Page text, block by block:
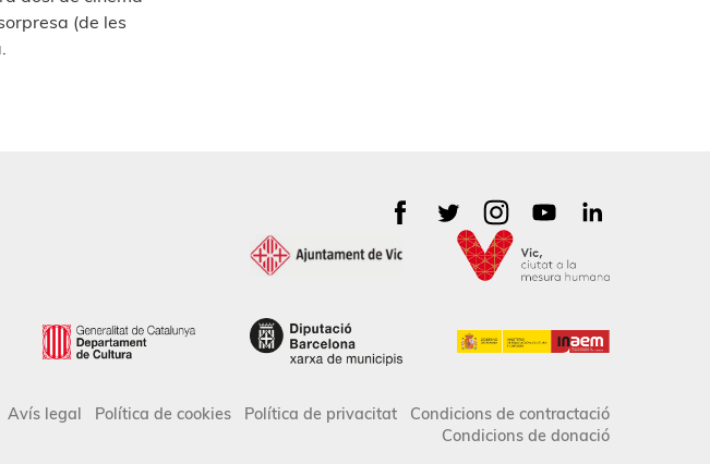
(de les
Avís legal Política de cookies Política de privacitat
Condicions de contractació
Condicions de donació